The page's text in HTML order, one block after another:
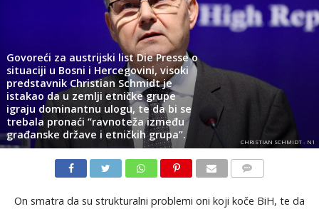
Govoreći za austrijski list Die Presse o
situaciji u Bosni i Hercegovini, visoki
predstavnik Christian Schmidt je
istakao da u zemlji etničke grupe
igraju dominantnu ulogu, te da bi se
trebala pronaći “ravnoteža između
građanske države i etničkih grupa”.
CHRISTIAN SCHMIDT - N1
On smatra da su strukturalni problemi oni koji koče BiH, te da